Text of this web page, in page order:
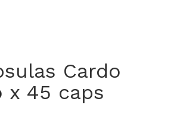
Cardo
x 45 caps